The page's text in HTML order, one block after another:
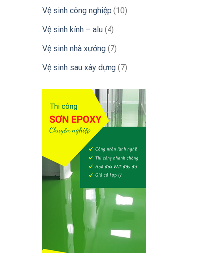
Vệ sinh công nghiệp (10)
Vệ sinh kính – alu(4)
Vệ sinh nhà xưởng(7)
Vệ sinh sau xây dựng(7)